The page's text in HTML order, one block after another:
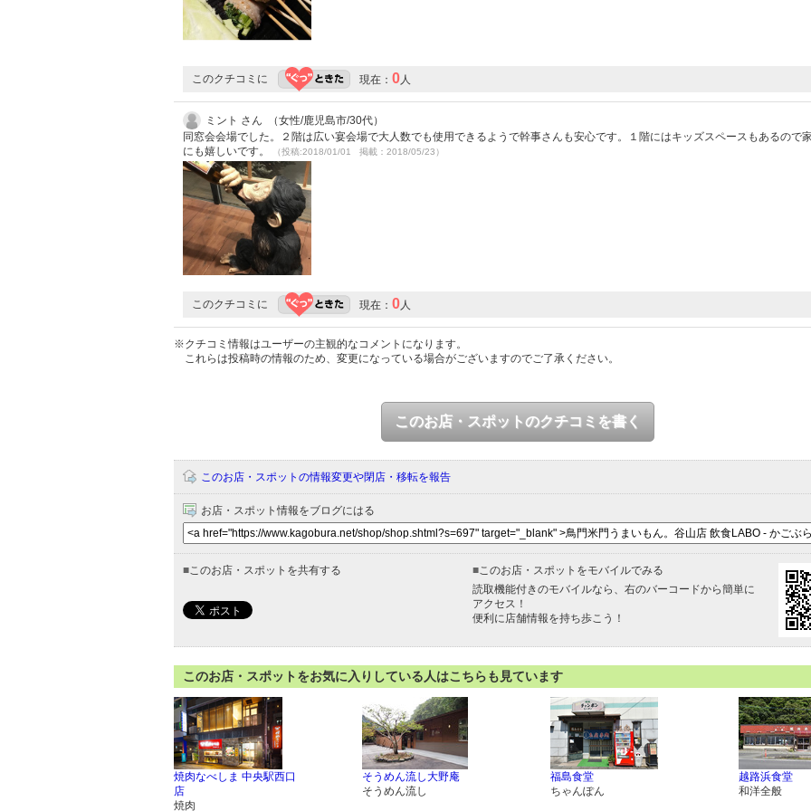
このクチコミに 現在： 0人
ミント さん （女性/鹿児島市/30代）
同窓会会場でした。２階は広い宴会場で大人数でも使用できるようで幹事さんも安心です。１階にはキッズスペースもあるので
にも嬉しいです。
（投稿:2018/01/01 掲載：2018/05/23）
このクチコミに 現在： 0人
※クチコミ情報はユーザーの主観的なコメントになります。
これらは投稿時の情報のため、変更になっている場合がございますのでご了承ください。
このお店・スポットのクチコミを書く
このお店・スポットの情報変更や閉店・移転を報告
お店・スポット情報をブログにはる
■このお店・スポットを共有する ■このお店・スポットをモバイルでみる
読取機能付きのモバイルなら、右のバーコードから簡単に
アクセス！
便利に店舗情報を持ち歩こう！
このお店・スポットをお気に入りしている人はこちらも見ています
焼肉なべしま 中央駅西口
店
焼肉
そうめん流し大野庵
そうめん流し
福島食堂
ちゃんぽん
越路浜食堂
和洋全般